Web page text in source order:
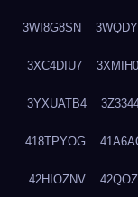
3WI8G8SN
3XC4DIU7
3YXUATB4
418TPYOG
42HIOZNV